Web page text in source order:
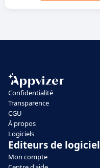
Confidentialité
Transparence
CGU
À propos
Logiciels
Editeurs de logiciel
Mon compte